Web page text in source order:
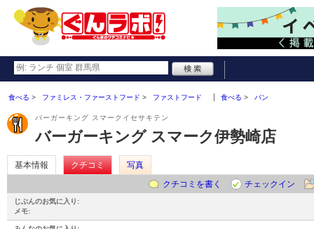
食べる ファミレス・ファーストフード ファストフード 食べる パン
バーガーキング スマークイセサキテン
バーガーキング スマーク伊勢崎店
基本情報 クチコミ
写真
クチコミを書く
チェックイン
じぶんのお気に入り:
メモ: